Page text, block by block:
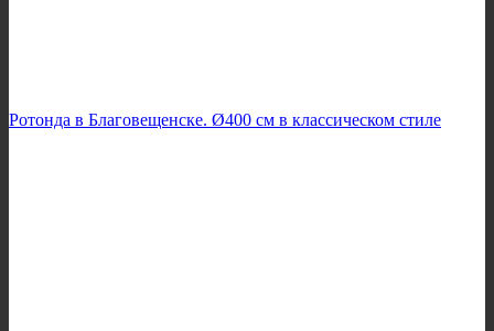
Ротонда в Благовещенске. Ø400 см в классическом стиле